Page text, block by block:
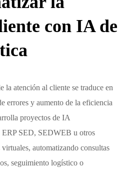
con IA de
la atención al cliente se traduce en
errores y aumento de la eficiencia
proyectos de IA
ERP SED, SEDWEB u otros
automatizando consultas
seguimiento logístico o